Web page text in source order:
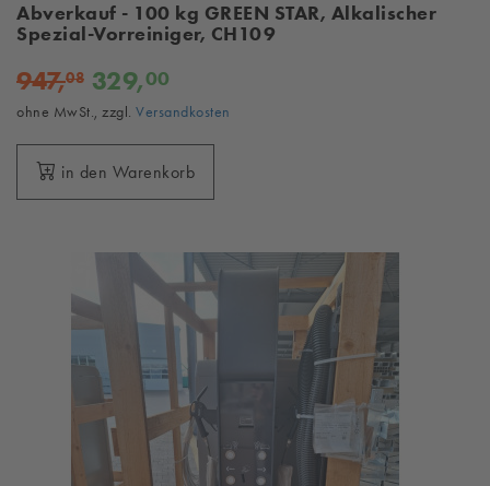
Abverkauf - 100 kg GREEN STAR, Alkalischer
Spezial-Vorreiniger, CH109
947,08 329,00
ohne MwSt., zzgl. Versandkosten
in den Warenkorb